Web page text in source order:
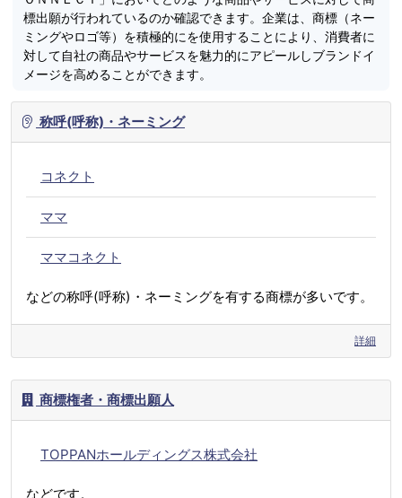
標出願が行われているのか確認できます。企業は、商標（ネー
ミングやロゴ等）を積極的にを使用することにより、消費者に
対して自社の商品やサービスを魅力的にアピールしブランドイ
メージを高めることができます。
称呼(呼称)・ネーミング
コネクト
ママ
ママコネクト
などの称呼(呼称)・ネーミングを有する商標が多いです。
詳細
商標権者・商標出願人
TOPPANホールディングス株式会社
などです。